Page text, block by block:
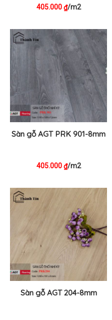
405.000₫/m2
Sàn gỗ AGT PRK 901-8mm
405.000₫/m2
Sàn gỗ AGT 204-8mm